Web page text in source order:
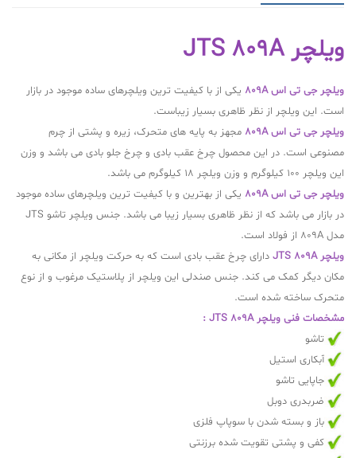
ویلچر JTS 809A
ویلچر جی تی اس 809A
یکی از با کیفیت ترین ویلچرهای ساده موجود در بازار
است. این ویلچر از نظر ظاهری بسیار زیباست.
ویلچر جی تی اس 809A
مجهز به پایه های متحرک، زیره و پشتی از چرم
مصنوعی است. در این محصول چرخ عقب بادی و چرخ جلو بادی می باشد و وزن
این ویلچر 100 کیلوگرم و وزن ویلچر 18 کیلوگرم می باشد.
ویلچر جی تی اس 809A
یکی از بهترین و با کیفیت ترین ویلچرهای ساده موجود
در بازار می باشد که از نظر ظاهری بسیار زیبا می باشد. جنس ویلچر تاشو JTS
مدل 809A از فولاد است.
ویلچر JTS 809A
دارای چرخ عقب بادی است که به حرکت ویلچر از مکانی به
مکان دیگر کمک می کند. جنس صندلی این ویلچر از پلاستیک مرغوب و از نوع
متحرک ساخته شده است.
مشخصات فنی ویلچر JTS 809A ​​​​​​:
تاشو
آبکاری استیل
جاپایی تاشو
ضربدری دوبل
باز و بسته شدن با سوپاپ فلزی
کفی و پشتی تقویت شده برزنتی